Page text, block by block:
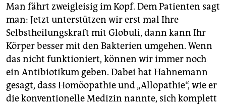
Man fährt zweigleisig im Kopf. Dem Patienten sagt
man: Jetzt unterstützen wir erst mal Ihre
Selbstheilungskraft mit Globuli, dann kann Ihr
Körper besser mit den Bakterien umgehen. Wenn
das nicht funktioniert, können wir immer noch
ein Antibiotikum geben. Dabei hat Hahnemann
gesagt, dass Homöopathie und „Allopathie“, wie er
die konventionelle Medizin nannte, sich komplett